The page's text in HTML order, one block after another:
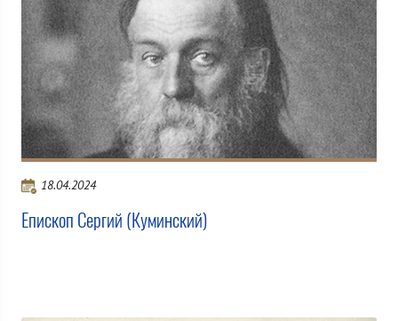
18.04.2024
Епископ Сергий (Куминский)